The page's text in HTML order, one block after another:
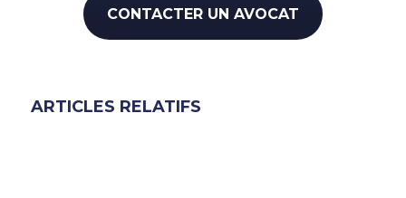
CONTACTER UN AVOCAT
ARTICLES RELATIFS